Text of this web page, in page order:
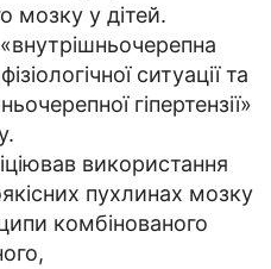
мозку у дітей.
ситуації та
гіпертензії»
використання
пухлинах мозку
комбінованого